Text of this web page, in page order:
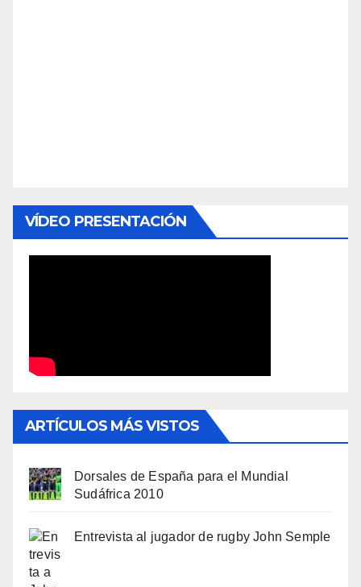
VÍDEO PRESENTACIÓN
ARTÍCULOS MÁS VISTOS
Dorsales de España para el Mundial
Sudáfrica 2010
Entrevista al jugador de rugby John Semple